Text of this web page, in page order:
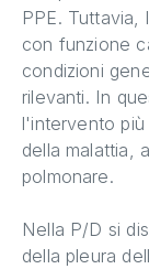
PPE. Tuttavia,
con funzione
condizioni
rilevanti. In
l'intervento
della malattia,
polmonare.
Nella P/D si
della pleura